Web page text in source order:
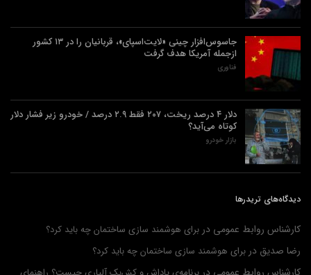
جاسوس‌افزار چینی «لایت‌اسپای»، قربانیان را در ۱۳ کشور
ازجمله آمریکا هدف گرفت
فناوری
دلار ۴ درصد ریخت، ۲۰۷ فقط ۲.۹ درصد / خودرو زیر فشار دلار
کوتاه می‌آید؟
بازار خودرو
دیدگاه‌های تریدرها
کارشناس روابط عمومی در برای هوشمند سازی ساختمان چه باید کرد؟
رضا صدیق در برای هوشمند سازی ساختمان چه باید کرد؟